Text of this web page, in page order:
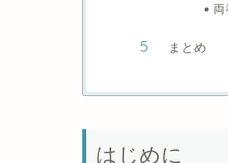
まとめ
はじめに